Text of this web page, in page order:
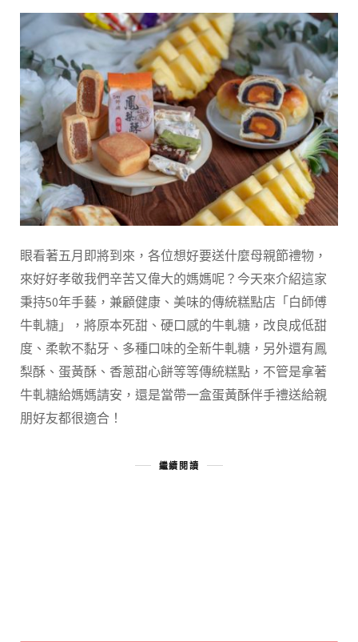
眼看著五月即將到來，各位想好要送什麼母親節禮物，
來好好孝敬我們辛苦又偉大的媽媽呢？今天來介紹這家
秉持50年手藝，兼顧健康、美味的傳統糕點店「白師傅
牛軋糖」，將原本死甜、硬口感的牛軋糖，改良成低甜
度、柔軟不黏牙、多種口味的全新牛軋糖，另外還有鳳
梨酥、蛋黃酥、香蔥甜心餅等等傳統糕點，不管是拿著
牛軋糖給媽媽請安，還是當帶一盒蛋黃酥伴手禮送給親
朋好友都很適合！
繼續閱讀